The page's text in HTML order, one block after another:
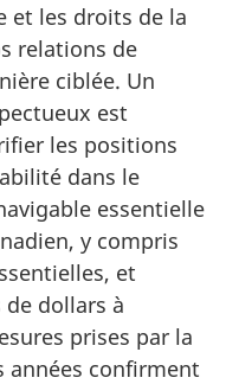
et les droits de la
relations de
ciblée. Un
est
les positions
dans le
essentielle
y compris
et
dollars à
prises par la
années confirment